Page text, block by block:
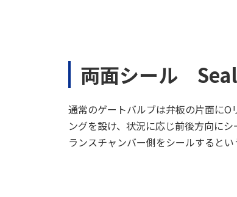
両面シール
通常のゲートバルブは弁板の片面に
ングを設け、状況に応じ前後方向に
ランスチャンバー側をシールすると